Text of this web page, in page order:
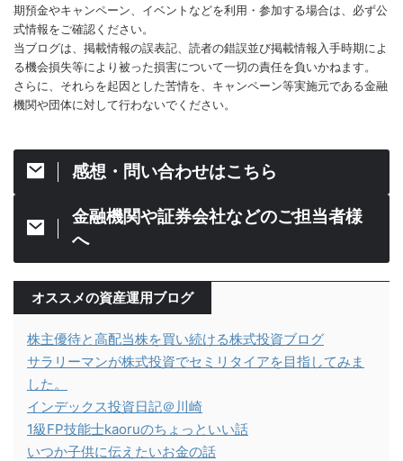
期預金やキャンペーン、イベントなどを利用・参加する場合は、必ず公
式情報をご確認ください。
当ブログは、掲載情報の誤表記、読者の錯誤並び掲載情報入手時期によ
る機会損失等により被った損害について一切の責任を負いかねます。
さらに、それらを起因とした苦情を、キャンペーン等実施元である金融
機関や団体に対して行わないでください。
感想・問い合わせはこちら
金融機関や証券会社などのご担当者様
へ
オススメの資産運用ブログ
株主優待と高配当株を買い続ける株式投資ブログ
サラリーマンが株式投資でセミリタイアを目指してみま
した。
インデックス投資日記＠川崎
1級FP技能士kaoruのちょっといい話
いつか子供に伝えたいお金の話